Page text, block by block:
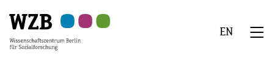
Hauptinhalt
springen
Navigation
springen
Suche
springen
Sekundärnavigation
springen
Fußzeile
springen
EN